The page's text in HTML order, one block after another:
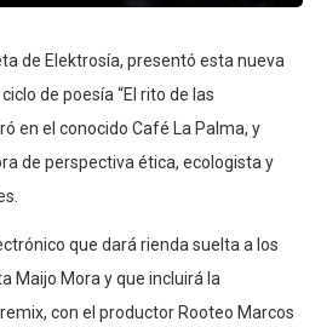
de Elektrosía, presentó esta nueva
de poesía “El rito de las
en el conocido Café La Palma, y
de perspectiva ética, ecologista y
que dará rienda suelta a los
Maijo Mora y que incluirá la
con el productor Rooteo Marcos